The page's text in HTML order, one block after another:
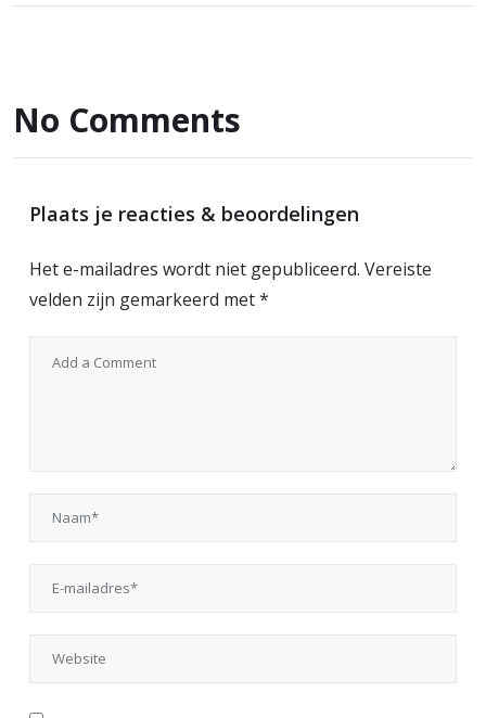
No Comments
Plaats je reacties & beoordelingen
Het e-mailadres wordt niet gepubliceerd. Vereiste
velden zijn gemarkeerd met*